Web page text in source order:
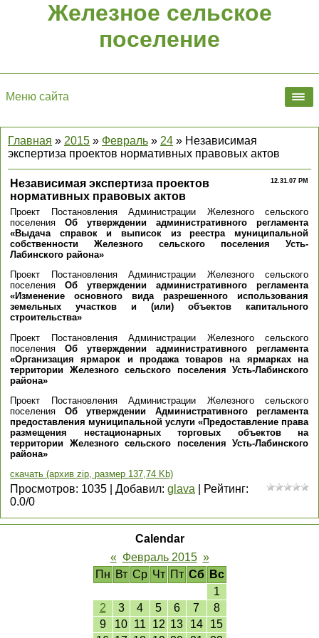
Железное сельское
поселение
Меню сайта
Главная » 2015 » Февраль » 24 » Независимая
экспертиза проектов нормативных правовых актов
12.31.07 PM
Независимая экспертиза проектов
нормативных правовых актов
Проект Постановления Администрации Железного сельского
поселения Об утверждении административного регламента
«Выдача справок и выписок из реестра муниципальной
собственности Железного сельского поселения Усть-
Лабинского района»
Проект Постановления Администрации Железного сельского
поселения Об утверждении административного регламента
«Изменение основного вида разрешенного использования
земельных участков и (или) объектов капитального
строительства»
Проект Постановления Администрации Железного сельского
поселения Об утверждении административного регламента
«Организация ярмарок и продажа товаров на ярмарках на
территории Железного сельского поселения Усть-Лабинского
района»
Проект Постановления Администрации Железного сельского
поселения Об утверждении Административного регламента
предоставления муниципальной услуги «Предоставление права
размещения нестационарных торговых объектов на
территории Железного сельского поселения Усть-Лабинского
района»
скачать (архив zip, размер 137,74 Kb)
Просмотров: 1035 Добавил: glava Рейтинг:
0.0/0
Calendar
« Февраль 2015 »
Пн Вт Ср Чт Пт Сб
Вс
1
2
3 4 5 6 7
8
9
10 11 12 13 14
15